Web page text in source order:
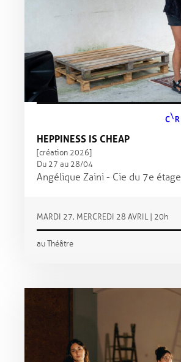
HEPPINESS IS CHEAP
[création 2026]
Du 27 au 28/04
Angélique Zaini - Cie du 7e étage
MARDI 27, MERCREDI 28 AVRIL | 20h
au Théâtre